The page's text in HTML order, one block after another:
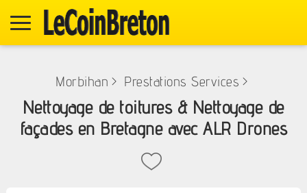
Morbihan > Prestations Services >
Nettoyage de toitures & Nettoyage de
façades en Bretagne avec ALR Drones